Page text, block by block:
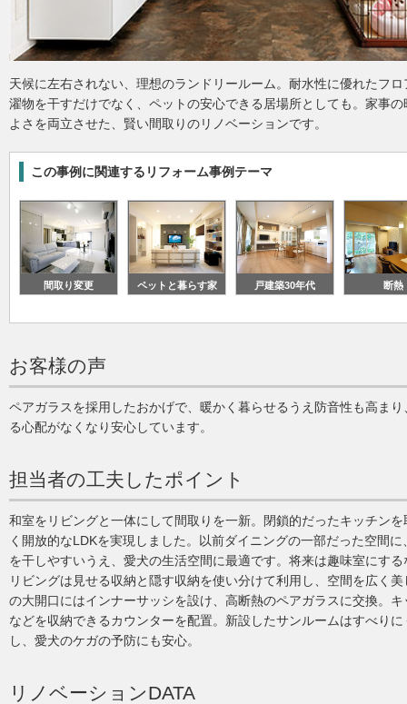
天候に左右されない、理想のランドリールーム。耐水性に優れたフ
濯物を干すだけでなく、ペットの安心できる居場所としても。家事
よさを両立させた、賢い間取りのリノベーションです。
この事例に関連するリフォーム事例テーマ
間取り変更 ペットと暮らす家 戸建築30年代 断熱
お客様の声
ペアガラスを採用したおかげで、暖かく暮らせるうえ防音性も高ま
る心配がなくなり安心しています。
担当者の工夫したポイント
和室をリビングと一体にして間取りを一新。閉鎖的だったキッチン
く開放的なLDKを実現しました。以前ダイニングの一部だった空間
を干しやすいうえ、愛犬の生活空間に最適です。将来は趣味室にす
リビングは見せる収納と隠す収納を使い分けて利用し、空間を広く
の大開口にはインナーサッシを設け、高断熱のペアガラスに交換。
などを収納できるカウンターを配置。新設したサンルームはすべり
し、愛犬のケガの予防にも安心。
リノベーションDATA